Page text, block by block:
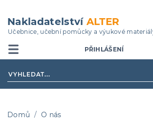
hlavnímu
obsahu
Nakladatelství ALTER
Učebnice, učební pomůcky a výukové
PŘIHLÁŠENÍ
Domů O nás